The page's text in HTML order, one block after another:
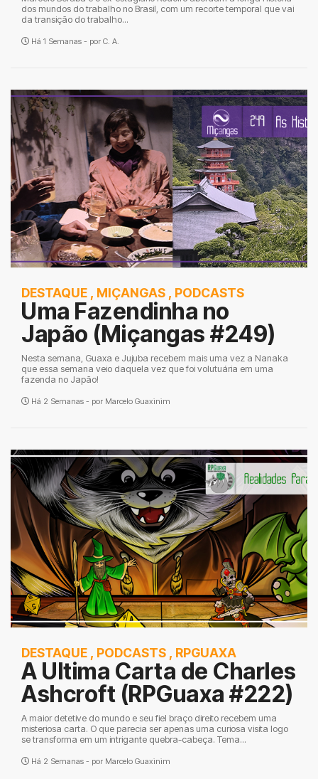
dos mundos do trabalho no Brasil, com um recorte temporal que vai
da transição do trabalho...
Há 1 Semanas - por C. A.
DESTAQUE , MIÇANGAS , PODCASTS
Uma Fazendinha no
Japão (Miçangas #249)
Nesta semana, Guaxa e Jujuba recebem mais uma vez a Nanaka
que essa semana veio daquela vez que foi volutuária em uma
fazenda no Japão!
Há 2 Semanas - por Marcelo Guaxinim
DESTAQUE , PODCASTS , RPGUAXA
A Ultima Carta de Charles
Ashcroft (RPGuaxa #222)
A maior detetive do mundo e seu fiel braço direito recebem uma
misteriosa carta. O que parecia ser apenas uma curiosa visita logo
se transforma em um intrigante quebra-cabeça. Tema...
Há 2 Semanas - por Marcelo Guaxinim